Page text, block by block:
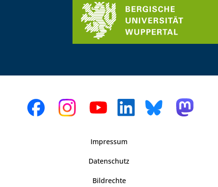
Impressum
Datenschutz
Bildrechte